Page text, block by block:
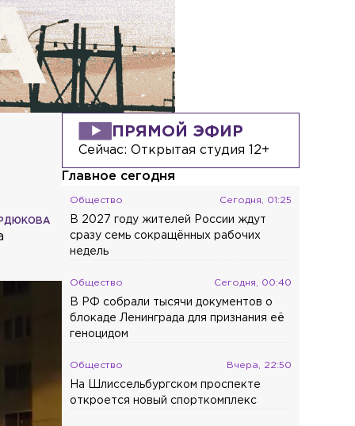
ПРЯМОЙ ЭФИР
Сейчас:Открытая студия 12+
Главное сегодня
Общество Сегодня, 01:25
В 2027 году жителей России ждут
сразу семь сокращённых рабочих
недель
Общество Сегодня, 00:40
В РФ собрали тысячи документов о
блокаде Ленинграда для признания её
геноцидом
Общество Вчера, 22:50
На Шлиссельбургском проспекте
откроется новый спорткомплекс